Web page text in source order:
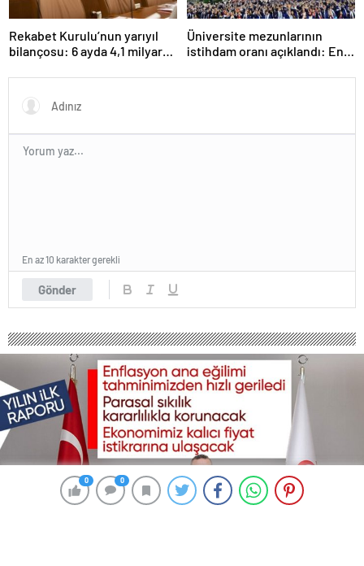
0 0
Rekabet Kurulu’nun yarıyıl
bilançosu: 6 ayda 4,1 milyar
Üniversite mezunlarının
istihdam oranı açıklandı: En
öğretmenliğinde
Gönder
En az 10 karakter gerekli
0 0